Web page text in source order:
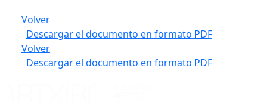
Volver
Descargar el documento en formato PDF
Volver
Descargar el documento en formato PDF